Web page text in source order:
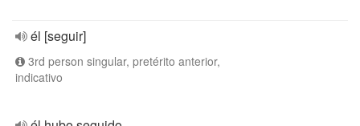
él [seguir]
3rd person singular, pretérito anterior,
indicativo